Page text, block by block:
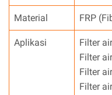
Material FRP
Aplikasi
Filter
Filter
Filter
Filter